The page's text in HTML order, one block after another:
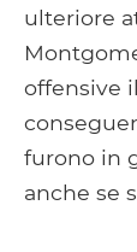
ulteriore
offensive
furono in
anche se